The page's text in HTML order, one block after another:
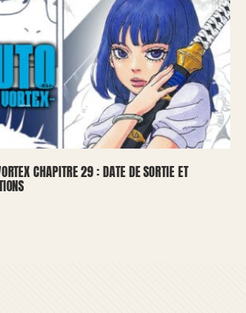
CHAPITRE 29 : DATE DE SORTIE ET